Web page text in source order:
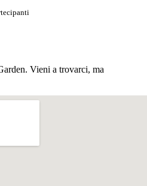
Vieni a trovarci, ma